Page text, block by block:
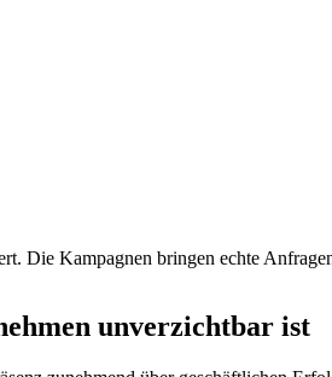
Die Kampagnen bringen echte
unverzichtbar ist